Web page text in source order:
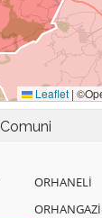
Comuni
ORHANELİ
ORHANGAZİ